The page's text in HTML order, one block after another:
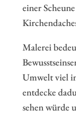
einer
Malerei
Umwelt viel
entdecke
sehen würde